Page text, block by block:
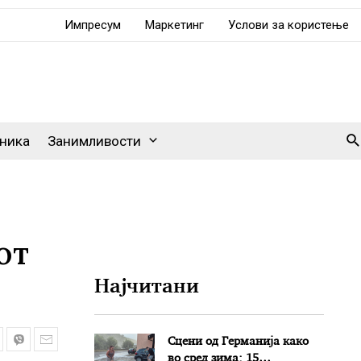
Импресум Маркетинг Услови за користење
Занимливости
Најчитани
Сцени од Германија како
во сред зима: 15